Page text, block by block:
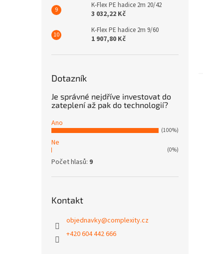
K-Flex PE hadice 2m 20/42
3 032,22 Kč
K-Flex PE hadice 2m 9/60
1 907,80 Kč
Dotazník
Je správné nejdříve investovat do
zateplení až pak do technologií?
Ano
(100%)
Ne
(0%)
Počet hlasů: 9
Kontakt
objednavky@complexity.cz
+420 604 442 666